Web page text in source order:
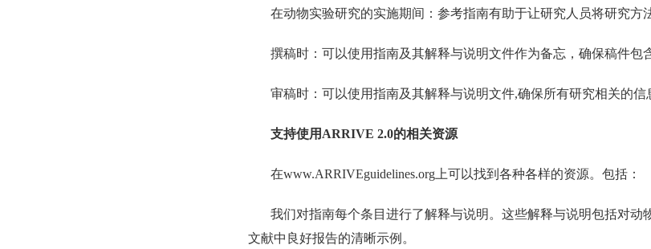
在动物实验研究的实施期间：参考指南有助于让研究人员将研究方
撰稿时：可以使用指南及其解释与说明文件作为备忘，确保稿件包
审稿时：可以使用指南及其解释与说明文件,确保所有研究相关的信
支持使用ARRIVE 2.0的相关资源
在www.ARRIVEguidelines.org上可以找到各种各样的资源。包括：
我们对指南每个条目进行了解释与说明。这些解释与说明包括对
文献中良好报告的清晰示例。